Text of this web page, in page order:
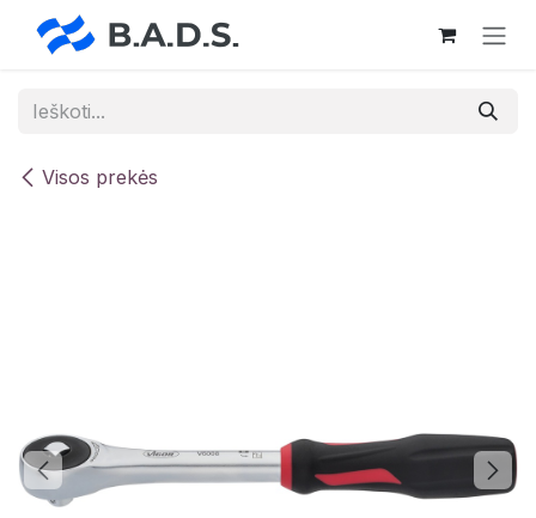
Skip to Content
Visos prekės